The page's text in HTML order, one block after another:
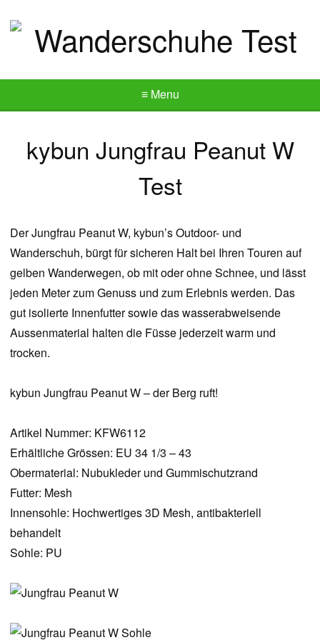
≡ Menu
kybun Jungfrau Peanut W
Test
Der Jungfrau Peanut W, kybun’s Outdoor- und
Wanderschuh, bürgt für sicheren Halt bei Ihren Touren auf
gelben Wanderwegen, ob mit oder ohne Schnee, und lässt
jeden Meter zum Genuss und zum Erlebnis werden. Das
gut isolierte Innenfutter sowie das wasserabweisende
Aussenmaterial halten die Füsse jederzeit warm und
trocken.
kybun Jungfrau Peanut W – der Berg ruft!
Artikel Nummer: KFW6112
Erhältliche Grössen: EU 34 1/3 – 43
Obermaterial: Nubukleder und Gummischutzrand
Futter: Mesh
Innensohle: Hochwertiges 3D Mesh, antibakteriell
behandelt
Sohle: PU